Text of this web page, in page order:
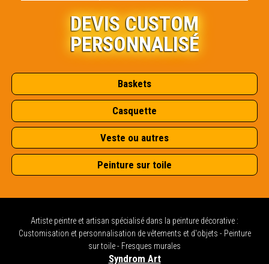
DEVIS CUSTOM
PERSONNALISÉ
Baskets
Casquette
Veste ou autres
Peinture sur toile
Artiste peintre et artisan spécialisé dans la peinture décorative :
Customisation et personnalisation de vêtements et d'objets - Peinture
sur toile - Fresques murales
Syndrom Art